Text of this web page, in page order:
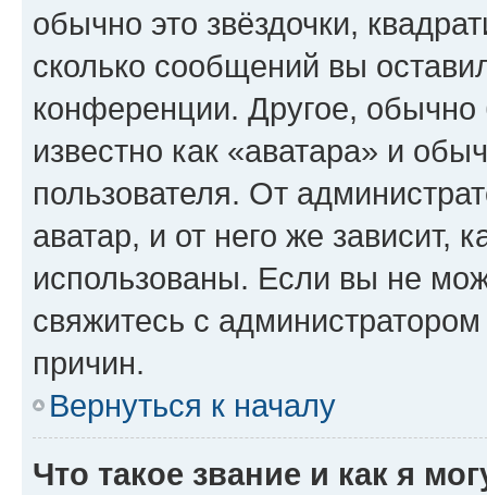
обычно это звёздочки,
сколько сообщений вы
конференции. Другое,
известно как «аватара» и
пользователя. От
аватар, и от него же зависит,
использованы. Если вы не
свяжитесь с
причин.
Вернуться к началу
Что такое звание и как я